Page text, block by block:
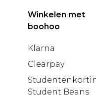
Winkelen met
boohoo
Klarna
Clearpay
Student Beans